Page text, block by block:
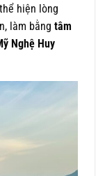
hiện lòng
làm bằng tâm
Nghệ Huy